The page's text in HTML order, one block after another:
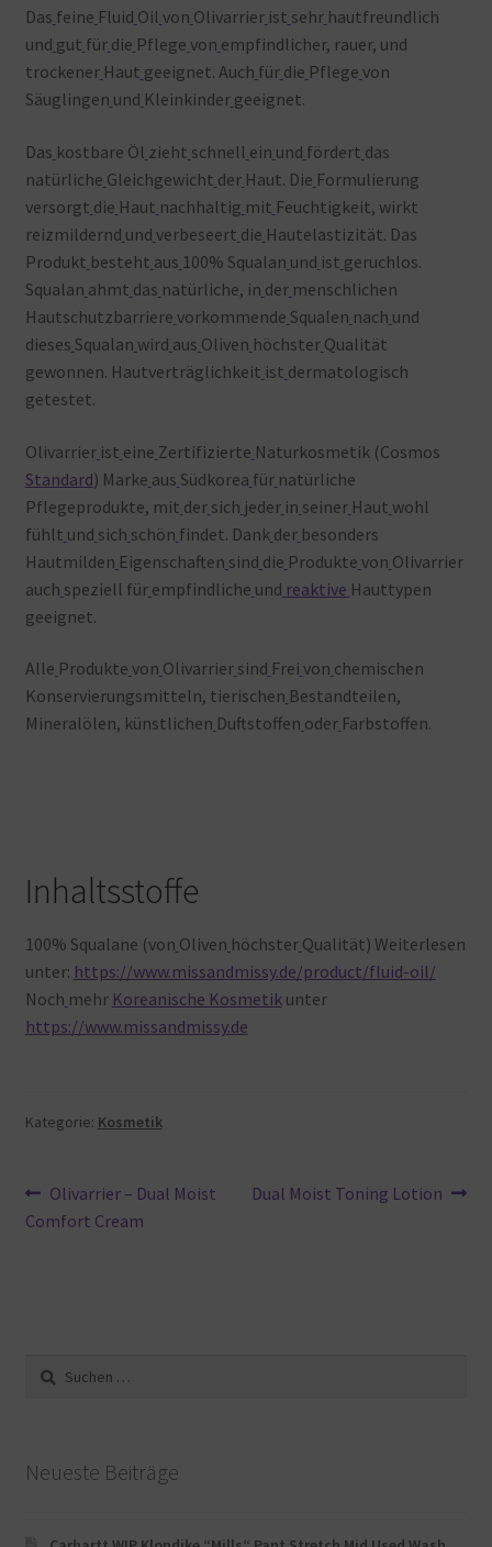
Das feine Fluid Oil von Olivarrier ist sehr hautfreundlich
und gut für die Pflege von empfindlicher, rauer, und
trockener Haut geeignet. Auch für die Pflege von
Säuglingen und Kleinkinder geeignet.
Das kostbare Öl zieht schnell ein und fördert das
natürliche Gleichgewicht der Haut. Die Formulierung
versorgt die Haut nachhaltig mit Feuchtigkeit, wirkt
reizmildernd und verbeseert die Hautelastizität. Das
Produkt besteht aus 100% Squalan und ist geruchlos.
Squalan ahmt das natürliche, in der menschlichen
Hautschutzbarriere vorkommende Squalen nach und
dieses Squalan wird aus Oliven höchster Qualität
gewonnen. Hautverträglichkeit ist dermatologisch
getestet.
Olivarrier ist eine Zertifizierte Naturkosmetik (Cosmos
Standard) Marke aus Südkorea für natürliche
Pflegeprodukte, mit der sich jeder in seiner Haut wohl
fühlt und sich schön findet. Dank der besonders
Hautmilden Eigenschaften sind die Produkte von Olivarrier
auch speziell für empfindliche und reaktive Hauttypen
geeignet.
Alle Produkte von Olivarrier sind Frei von chemischen
Konservierungsmitteln, tierischen Bestandteilen,
Mineralölen, künstlichen Duftstoffen oder Farbstoffen.
Inhaltsstoffe
100% Squalane (von Oliven höchster Qualität) Weiterlesen
unter: https://www.missandmissy.de/product/fluid-oil/
Noch mehr Koreanische Kosmetikunter
https://www.missandmissy.de
Kategorie: Kosmetik
Beitragsnavigation
Vorheriger
Beitrag:
Olivarrier – Dual Moist
Comfort Cream
Nächster
Dual Moist Toning Lotion
Suche
nach:
Neueste Beiträge